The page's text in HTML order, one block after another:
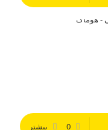
0 بیشتر